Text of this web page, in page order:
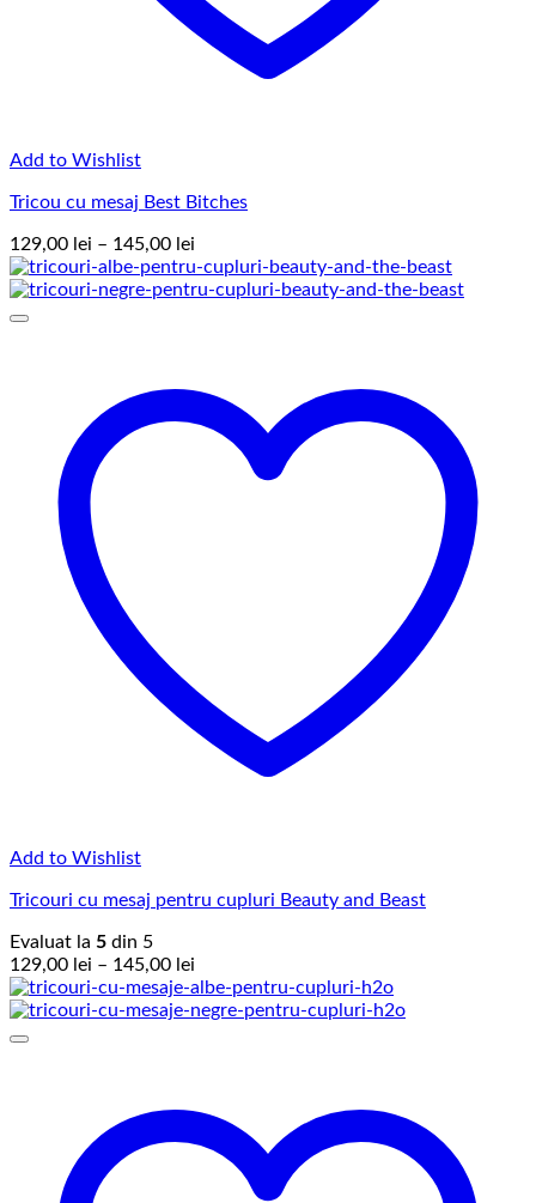
Add to Wishlist
Tricou cu mesaj Best Bitches
129,00 lei – 145,00 lei
de
prețuri:
Add to Wishlist
Tricouri cu mesaj pentru cupluri Beauty and Beast
Evaluat la 5 din 5
129,00 lei – 145,00 lei
de
prețuri: